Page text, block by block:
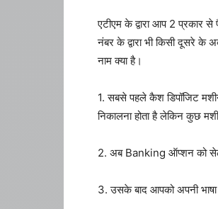
एटीएम के द्वारा आप 2 प्रकार
नंबर के द्वारा भी किसी दूसरे
नाम क्या है।
1. सबसे पहले कैश डिपॉजिट
निकालना होता है लेकिन कुछ
2. अब Banking ऑप्शन को
3. उसके बाद आपको अपनी